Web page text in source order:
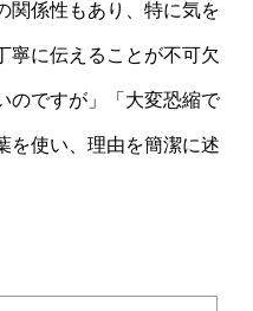
関係性もあり、特に気を
寧に伝えることが不可欠
のですが」「大変恐縮で
を使い、理由を簡潔に述